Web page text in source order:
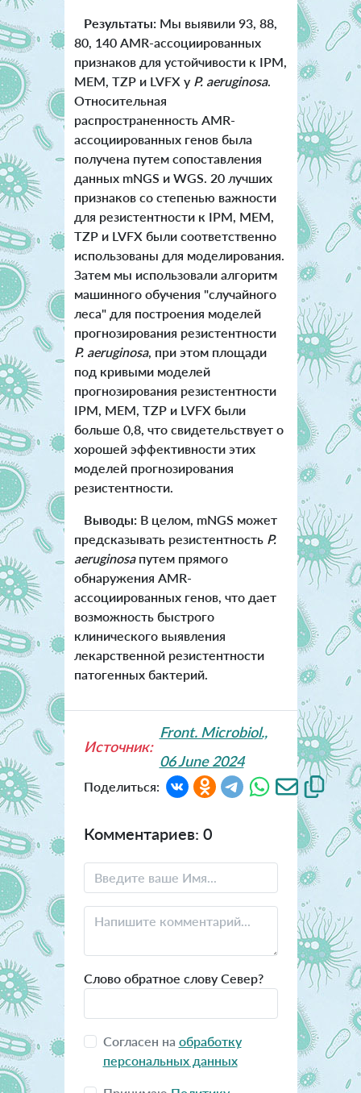
Результаты:Мы выявили 93, 88,
80, 140 AMR-ассоциированных
признаков для устойчивости к IPM,
MEM, TZP и LVFX уP. aeruginosa.
Относительная
распространенность AMR-
ассоциированных генов была
получена путем сопоставления
данных mNGS и WGS. 20 лучших
признаков со степенью важности
для резистентности к IPM, MEM,
TZP и LVFX были соответственно
использованы для моделирования.
Затем мы использовали алгоритм
машинного обучения "случайного
леса" для построения моделей
прогнозирования резистентности
P. aeruginosa, при этом площади
под кривыми моделей
прогнозирования резистентности
IPM, MEM, TZP и LVFX были
больше 0,8, что свидетельствует о
хорошей эффективности этих
моделей прогнозирования
резистентности.
Выводы:В целом, mNGS может
предсказывать резистентность P.
aeruginosaпутем прямого
обнаружения AMR-
ассоциированных генов, что дает
возможность быстрого
клинического выявления
лекарственной резистентности
патогенных бактерий.
Источник:
Front. Microbiol.,
06 June 2024
Поделиться:
Комментариев: 0
Слово обратное слову Север?
Согласен на обработку
персональных данных